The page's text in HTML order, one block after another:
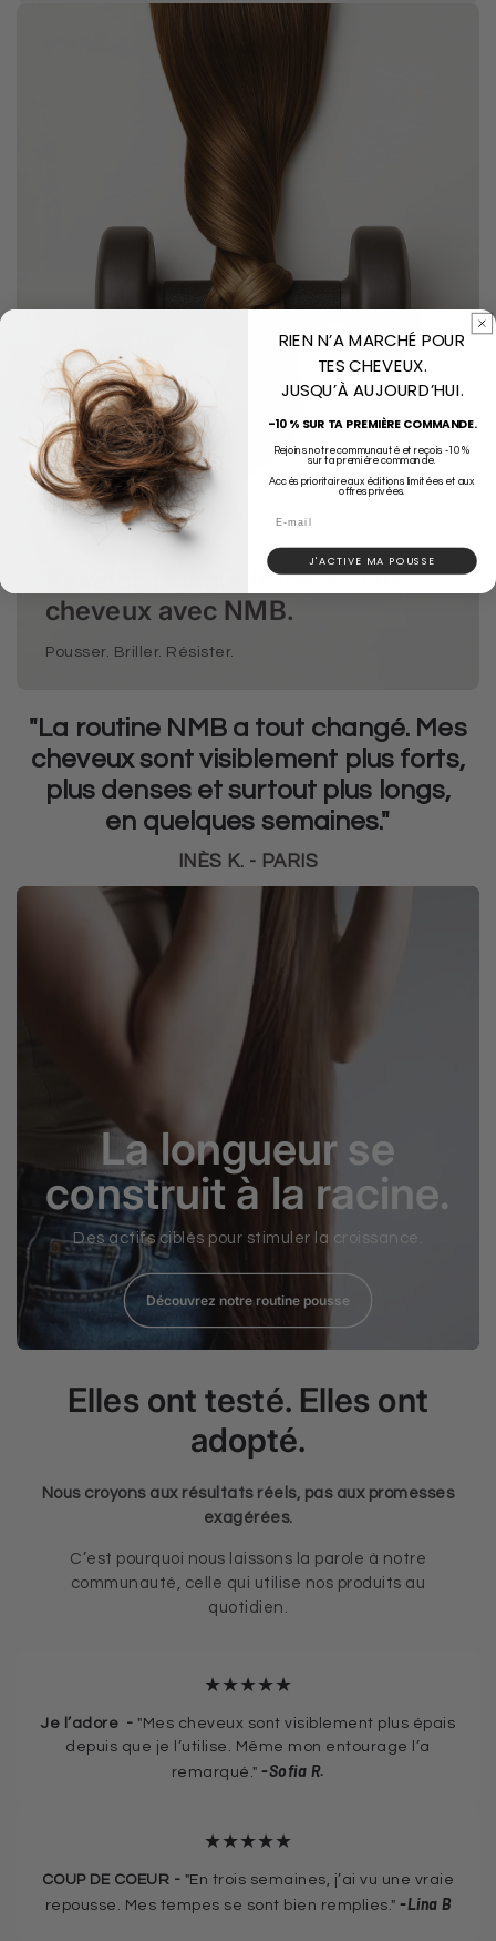
Révélez la vraie force de vos
cheveux avec NMB.
Pousser. Briller. Résister.
"La routine NMB a tout changé. Mes
cheveux sont visiblement plus forts,
plus denses et surtout plus longs,
en quelques semaines."
INÈS K. - PARIS
La longueur se
construit à la racine.
Des actifs ciblés pour stimuler la croissance.
Découvrez notre routine pousse
Elles ont testé. Elles ont
adopté.
Nous croyons aux résultats réels, pas aux promesses
exagérées.
C’est pourquoi nous laissons la parole à notre
communauté, celle qui utilise nos produits au
quotidien.
★★★★★
Je l’adore - "Mes cheveux sont visiblement plus épais
depuis que je l’utilise. Même mon entourage l’a
remarqué." -Sofia R.
★★★★★
COUP DE COEUR - "En trois semaines, j’ai vu une vraie
repousse. Mes tempes se sont bien remplies." -Lina B
RIEN N’A MARCHÉ POUR
TES CHEVEUX.
JUSQU’À AUJOURD’HUI.
-10 % SUR TA PREMIÈRE COMMANDE.
Rejoins notre communauté et reçois -10 %
sur ta première commande.
Accès prioritaire aux éditions limitées et aux
offres privées.
J'ACTIVE MA POUSSE